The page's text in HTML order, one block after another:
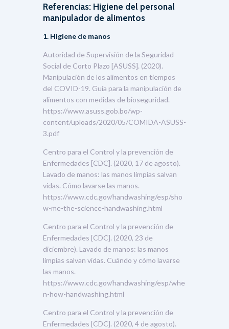
Referencias: Higiene del personal
manipulador de alimentos
1. Higiene de manos
Autoridad de Supervisión de la Seguridad
Social de Corto Plazo [ASUSS]. (2020).
Manipulación de los alimentos en tiempos
del COVID-19. Guía para la manipulación de
alimentos con medidas de bioseguridad.
https://www.asuss.gob.bo/wp-
content/uploads/2020/05/COMIDA-ASUSS-
3.pdf
Centro para el Control y la prevención de
Enfermedades [CDC]. (2020, 17 de agosto).
Lavado de manos: las manos limpias salvan
vidas. Cómo lavarse las manos.
https://www.cdc.gov/handwashing/esp/sho
w-me-the-science-handwashing.html
Centro para el Control y la prevención de
Enfermedades [CDC]. (2020, 23 de
diciembre). Lavado de manos: las manos
limpias salvan vidas. Cuándo y cómo lavarse
las manos.
https://www.cdc.gov/handwashing/esp/whe
n-how-handwashing.html
Centro para el Control y la prevención de
Enfermedades [CDC]. (2020, 4 de agosto).